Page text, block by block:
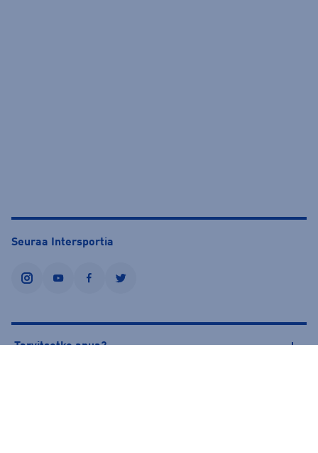
Seuraa Intersportia
instagramyoutubefacebooktwitter
Tarvitsetko apua?